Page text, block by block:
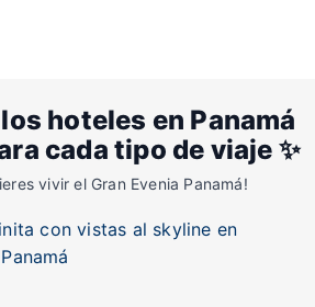
hoteles en Panamá
cada tipo de viaje ✨
vivir el Gran Evenia Panamá!